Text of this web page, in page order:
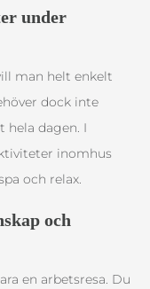
under
man helt enkelt
dock inte
hela dagen. I
inomhus
och relax.
och
en arbetsresa. Du